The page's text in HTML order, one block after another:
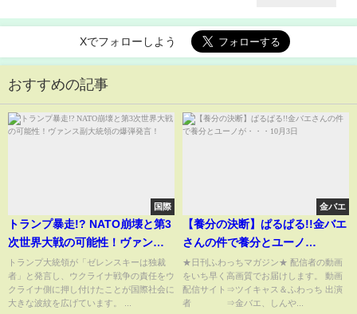
Xでフォローしよう
おすすめの記事
国際
トランプ暴走!? NATO崩壊と第3
次世界大戦の可能性！ヴァンス
副大統領の爆弾発言！
トランプ大統領が「ゼレンスキーは独裁
者」と発言し、ウクライナ戦争の責任をウ
クライナ側に押し付けたことが国際社会に
大きな波紋を広げています。 ...
金バエ
【養分の決断】ぱるぱる!!金バエ
さんの件で養分とユーノ
が・・・10月3日
★日刊ふわっちマガジン★ 配信者の動画
をいち早く高画質でお届けします。 動画
配信サイト⇒ツイキャス＆ふわっち 出演
者 ⇒金バエ、しんや...